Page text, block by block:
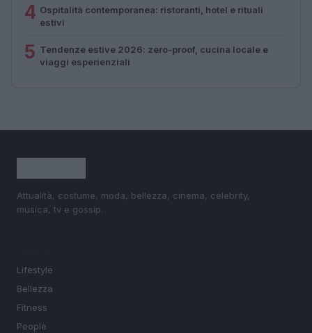
4 Ospitalità contemporanea: ristoranti, hotel e rituali
estivi
5 Tendenze estive 2026: zero-proof, cucina locale e
viaggi esperienziali
Attualità, costume, moda, bellezza, cinema, celebrity,
musica, tv e gossip.
Lifestyle
Bellezza
Fitness
People